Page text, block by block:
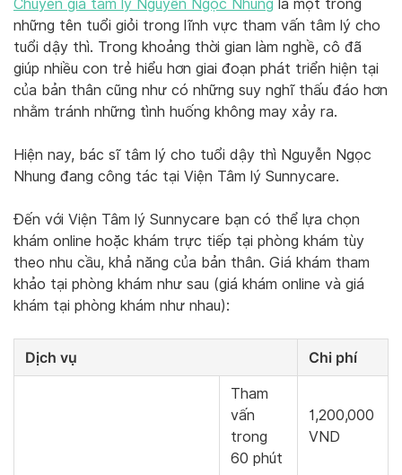
Chuyên gia tâm lý Nguyễn Ngọc Nhung là một trong
những tên tuổi giỏi trong lĩnh vực tham vấn tâm lý cho
tuổi dậy thì. Trong khoảng thời gian làm nghề, cô đã
giúp nhiều con trẻ hiểu hơn giai đoạn phát triển hiện tại
của bản thân cũng như có những suy nghĩ thấu đáo hơn
nhằm tránh những tình huống không may xảy ra.
Hiện nay, bác sĩ tâm lý cho tuổi dậy thì Nguyễn Ngọc
Nhung đang công tác tại Viện Tâm lý Sunnycare.
Đến với Viện Tâm lý Sunnycare bạn có thể lựa chọn
khám online hoặc khám trực tiếp tại phòng khám tùy
theo nhu cầu, khả năng của bản thân. Giá khám tham
khảo tại phòng khám như sau (giá khám online và giá
khám tại phòng khám như nhau):
Dịch vụ Chi phí
Tham
vấn
trong
60 phút
1,200,000
VND